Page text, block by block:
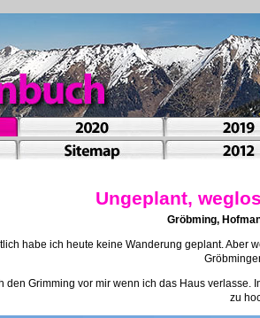
Ungeplant,
Gröbming,
habe ich heute keine Wanderung geplant. Aber
den Grimming vor mir wenn ich das Haus
zu